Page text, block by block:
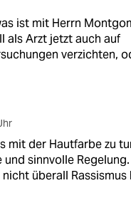
ist mit Herrn
als Arzt jetzt auch auf
verzichten,
mit der Hautfarbe zu
und sinnvolle Regelung.
überall Rassismus